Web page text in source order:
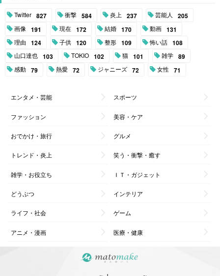
Twitter 827 衝撃 584 炎上 237 芸能人 205
画像 191 現在 172 結婚 170 動画 131
理由 124 子供 120 整形 109 怖い話 108
山口達也 103 TOKIO 102 猫 101 雑学 89
感動 79 熱愛 72 ジャニーズ 72 女性 71
エンタメ・芸能 スポーツ
ファッション 美容・ケア
おでかけ・旅行 グルメ
トレンド・炎上 笑う・衝撃・癒す
雑学・お役立ち ＩＴ・ガジェット
どうぶつ インテリア
ライフ・社会 ゲーム
アニメ・漫画 医療・健康